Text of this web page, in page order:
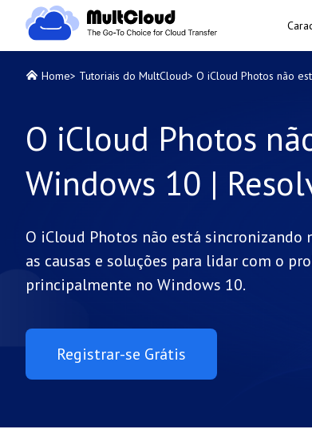
Home> Tutoriais do MultCloud> O iCloud Photos não
O iCloud Photos
Windows 10 |
O iCloud Photos não está sincronizando
as causas e soluções para lidar com o
principalmente no Windows 10.
Registrar-se Grátis